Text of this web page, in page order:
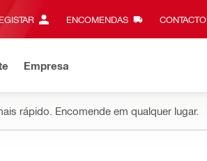
ENCOMENDAS CONTACTO‎
Empresa
rápido. Encomende em qualquer lugar.